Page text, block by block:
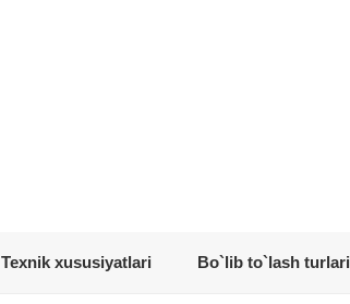
Texnik xususiyatlari Bo`lib to`lash turlari